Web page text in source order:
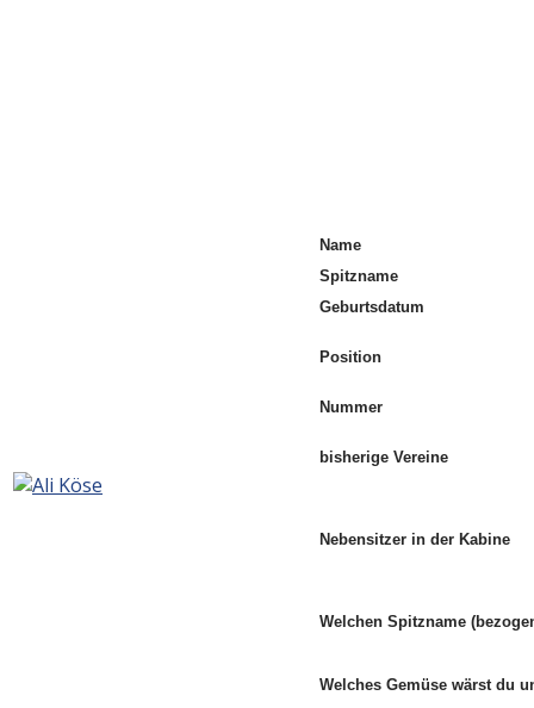
Name
Spitzname
Geburtsdatum
Position
Nummer
bisherige Vereine
Nebensitzer in der Kabine
Welchen Spitzname
Welches Gemüse wärst du